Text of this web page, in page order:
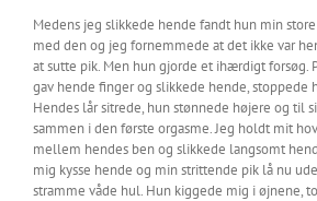
Medens jeg slikkede hende fandt hun min
med den og jeg fornemmede at det ikke var
at sutte pik. Men hun gjorde et ihærdigt forsøg.
gav hende finger og slikkede hende, stoppede
Hendes lår sitrede, hun stønnede højere og til
sammen i den første orgasme. Jeg holdt mit
mellem hendes ben og slikkede langsomt
mig kysse hende og min strittende pik lå nu
stramme våde hul. Hun kiggede mig i øjnene,